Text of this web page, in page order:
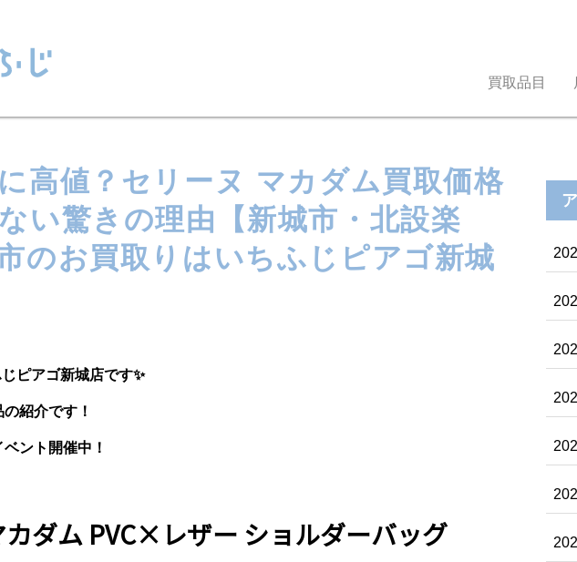
買取品目
高値？セリーヌ マカダム買取価格
い驚きの理由【新城市・北設楽
のお買取りはいちふじピアゴ新城
ピアゴ新城店です✨
紹介です！
ント開催中！
ダム PVC×レザー ショルダーバッグ